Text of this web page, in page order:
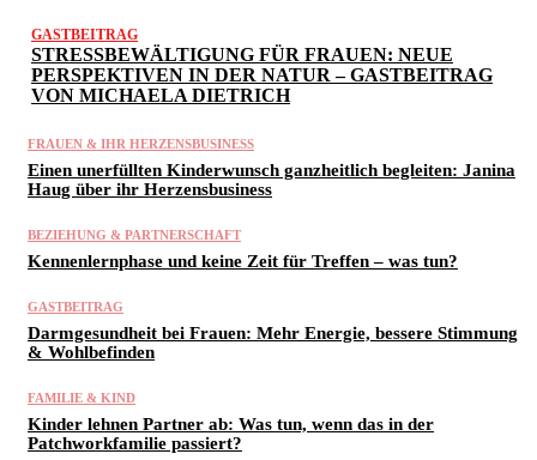
GASTBEITRAG
STRESSBEWÄLTIGUNG FÜR FRAUEN: NEUE
PERSPEKTIVEN IN DER NATUR – GASTBEITRAG
VON MICHAELA DIETRICH
FRAUEN & IHR HERZENSBUSINESS
Einen unerfüllten Kinderwunsch ganzheitlich begleiten: Janina
Haug über ihr Herzensbusiness
BEZIEHUNG & PARTNERSCHAFT
Kennenlernphase und keine Zeit für Treffen – was tun?
GASTBEITRAG
Darmgesundheit bei Frauen: Mehr Energie, bessere Stimmung
& Wohlbefinden
FAMILIE & KIND
Kinder lehnen Partner ab: Was tun, wenn das in der
Patchworkfamilie passiert?